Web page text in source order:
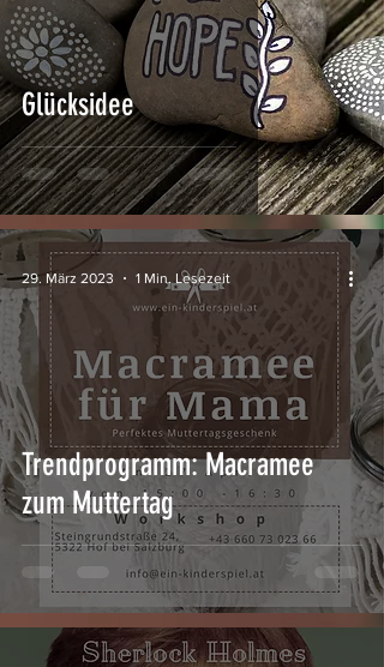
Glücksidee
Trendprogramm: Macramee
zum Muttertag
29. März 2023 1 Min. Lesezeit